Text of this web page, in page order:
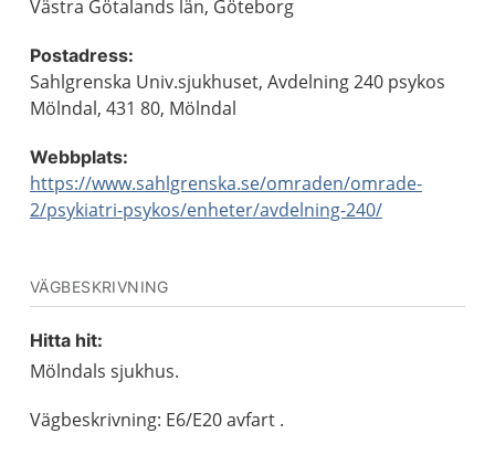
Västra Götalands län, Göteborg
Postadress:
Sahlgrenska Univ.sjukhuset, Avdelning 240 psykos
Mölndal, 431 80, Mölndal
Webbplats:
https://www.sahlgrenska.se/omraden/omrade-
2/psykiatri-psykos/enheter/avdelning-240/
VÄGBESKRIVNING
Hitta hit:
Mölndals sjukhus.
Vägbeskrivning: E6/E20 avfart .